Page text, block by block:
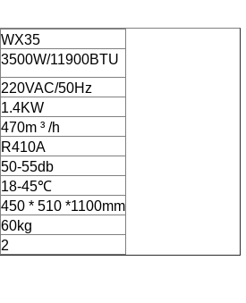
WX35
3500W/11900BTU
220VAC/50Hz
1.4KW
470m ³ /h
R410A
50-55db
18-45℃
450 * 510 *1100mm
60kg
2